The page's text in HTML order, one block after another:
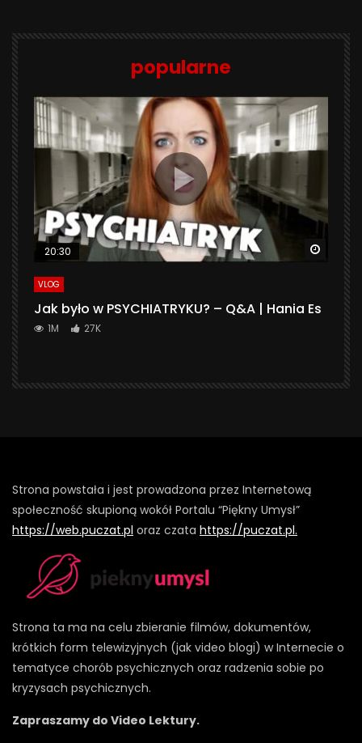
popularne
20:30
VLOG
Jak było w PSYCHIATRYKU? – Q&A | Hania Es
1M 27K
Strona powstała i jest prowadzona przez Internetową
społeczność skupioną wokół Portalu “Piękny Umysł”
https://web.puczat.pl oraz czata https://puczat.pl.
Strona ta ma na celu zbieranie filmów, dokumentów,
krótkich form telewizyjnych (jak video blogi) w Internecie o
tematyce chorób psychicznych oraz radzenia sobie po
kryzysach psychicznych.
Zapraszamy do Video Lektury.